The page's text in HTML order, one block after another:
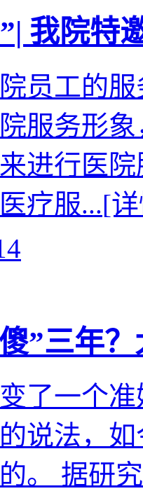
我院特
员工的
服务形
进行医
疗服...[
”三年
了一个
说法，
。 据研